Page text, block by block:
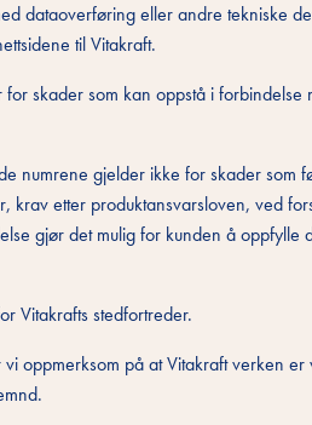
dataoverføring eller andre tekniske
til Vitakraft.
skader som kan oppstå i forbindelse
numrene gjelder ikke for skader som
krav etter produktansvarsloven, ved
gjør det mulig for kunden å oppfylle
Vitakrafts stedfortreder.
oppmerksom på at Vitakraft verken er